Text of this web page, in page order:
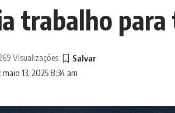
trabalho
13, 2025 8:34 am
Visualizações